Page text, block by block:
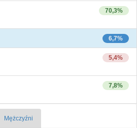
70,3%
6,7%
5,4%
7,8%
Mężczyźni